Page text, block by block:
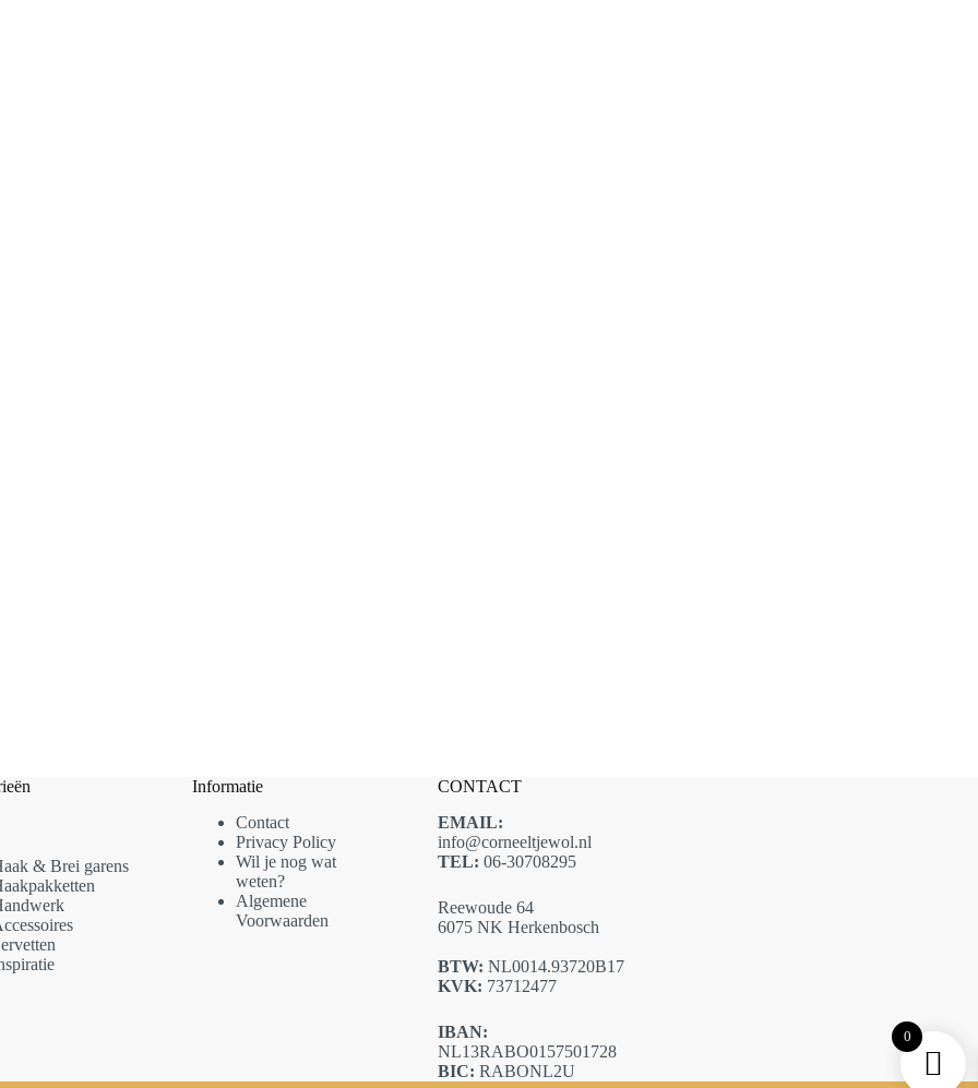
& Brei garens
Informatie
Contact
Privacy Policy
Wil je nog wat
weten?
Algemene
Voorwaarden
CONTACT
EMAIL:
info@corneeltjewol.nl
TEL: 06-30708295
Reewoude 64
6075 NK Herkenbosch
BTW:NL0014.93720B17
KVK: 73712477
IBAN:
NL13RABO0157501728
BIC:RABONL2U
0